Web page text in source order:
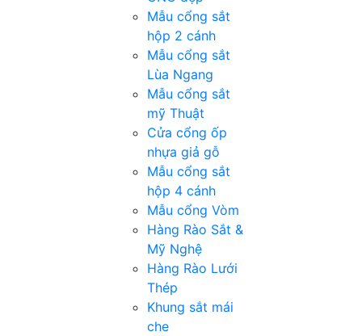
Mẫu cổng sắt
hộp 2 cánh
Mẫu cổng sắt
Lùa Ngang
Mẫu cổng sắt
mỹ Thuật
Cửa cổng ốp
nhựa giả gỗ
Mẫu cổng sắt
hộp 4 cánh
Mẫu cổng Vòm
Hàng Rào Sắt &
Mỹ Nghệ
Hàng Rào Lưới
Thép
Khung sắt mái
che